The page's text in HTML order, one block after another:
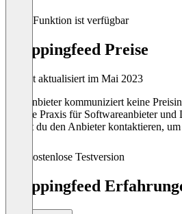
Diese Funktion ist verfügbar
Shoppingfeed Preise
Zuletzt aktualisiert im Mai 2023
Der Anbieter kommuniziert keine
übliche Praxis für Softwareanbieter
kannst du den Anbieter kontaktieren,
Kostenlose Testversion
Shoppingfeed